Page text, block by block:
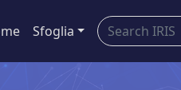
Sfoglia